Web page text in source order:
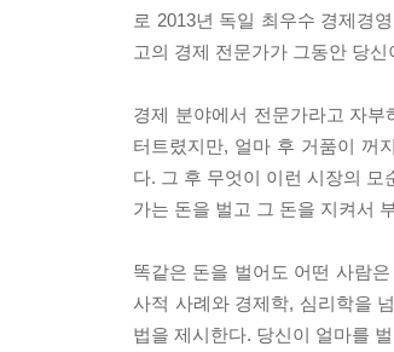
로 2013년 독일 최우수 경제경
고의 경제 전문가가 그동안 당
경제 분야에서 전문가라고 자
터트렸지만, 얼마 후 거품이 꺼
다. 그 후 무엇이 이런 시장의
가는 돈을 벌고 그 돈을 지켜서
똑같은 돈을 벌어도 어떤 사람
사적 사례와 경제학, 심리학을
법을 제시한다. 당신이 얼마를